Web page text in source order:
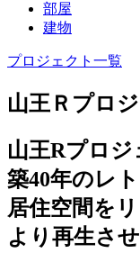
部屋
建物
プロジェクト一覧
山王Ｒプロ
山王Rプロジ
築40年のレ
居住空間を
より再生さ